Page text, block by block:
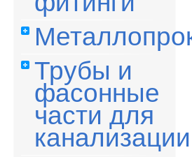
Трубы и
фасонные
части для
канализации